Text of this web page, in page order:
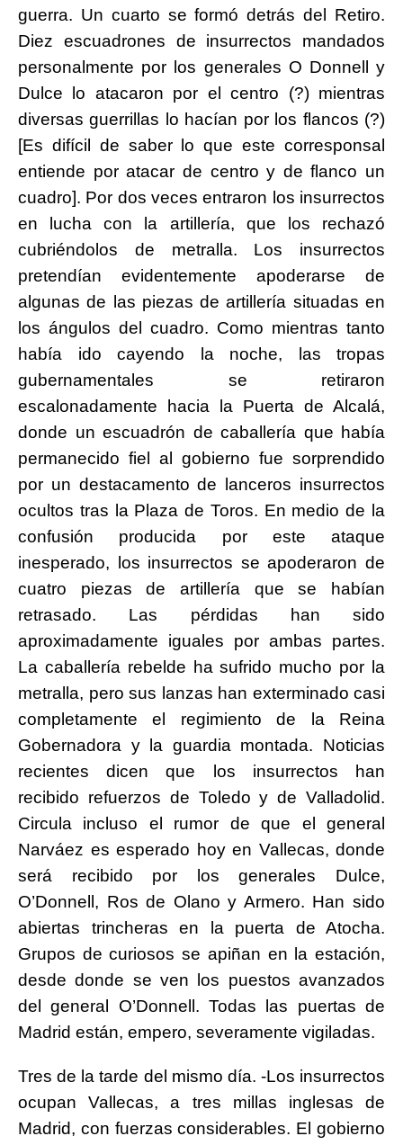
guerra. Un cuarto se formó detrás del Retiro.
Diez escuadrones de insurrectos mandados
personalmente por los generales O Donnell y
Dulce lo atacaron por el centro (?) mientras
diversas guerrillas lo hacían por los flancos (?)
[Es difícil de saber lo que este corresponsal
entiende por atacar de centro y de flanco un
cuadro]. Por dos veces entraron los insurrectos
en lucha con la artillería, que los rechazó
cubriéndolos de metralla. Los insurrectos
pretendían evidentemente apoderarse de
algunas de las piezas de artillería situadas en
los ángulos del cuadro. Como mientras tanto
había ido cayendo la noche, las tropas
gubernamentales se retiraron
escalonadamente hacia la Puerta de Alcalá,
donde un escuadrón de caballería que había
permanecido fiel al gobierno fue sorprendido
por un destacamento de lanceros insurrectos
ocultos tras la Plaza de Toros. En medio de la
confusión producida por este ataque
inesperado, los insurrectos se apoderaron de
cuatro piezas de artillería que se habían
retrasado. Las pérdidas han sido
aproximadamente iguales por ambas partes.
La caballería rebelde ha sufrido mucho por la
metralla, pero sus lanzas han exterminado casi
completamente el regimiento de la Reina
Gobernadora y la guardia montada. Noticias
recientes dicen que los insurrectos han
recibido refuerzos de Toledo y de Valladolid.
Circula incluso el rumor de que el general
Narváez es esperado hoy en Vallecas, donde
será recibido por los generales Dulce,
O’Donnell, Ros de Olano y Armero. Han sido
abiertas trincheras en la puerta de Atocha.
Grupos de curiosos se apiñan en la estación,
desde donde se ven los puestos avanzados
del general O’Donnell. Todas las puertas de
Madrid están, empero, severamente vigiladas.
Tres de la tarde del mismo día. -Los insurrectos
ocupan Vallecas, a tres millas inglesas de
Madrid, con fuerzas considerables. El gobierno